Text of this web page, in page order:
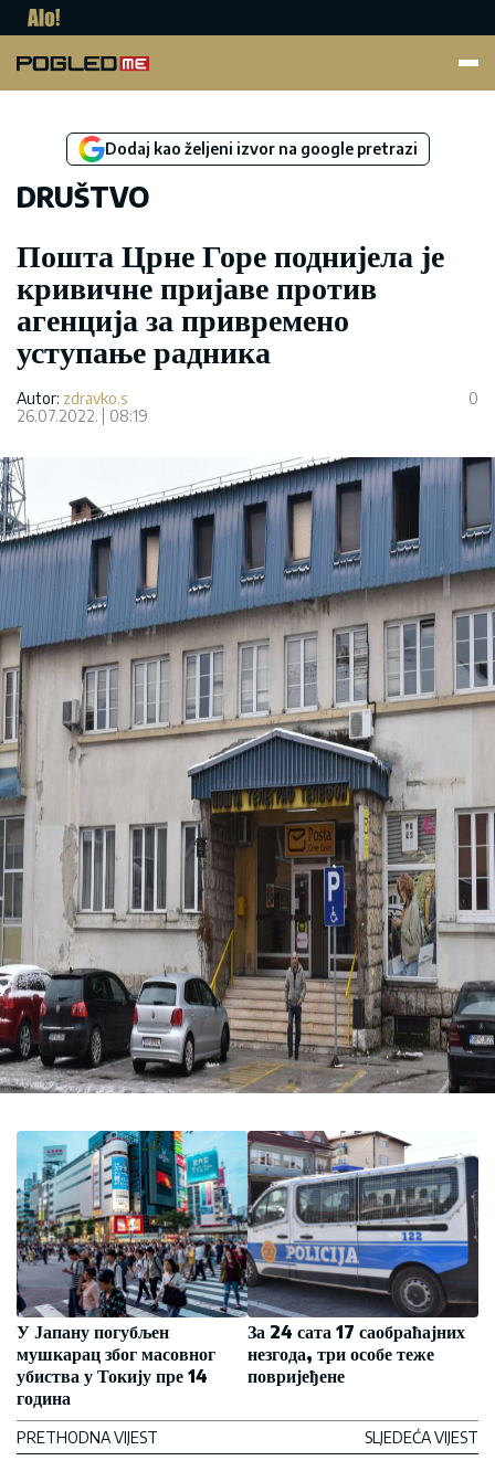
Dodaj kao željeni izvor na google pretrazi
DRUŠTVO
Пошта Црне Горе поднијела је
кривичне пријаве против
агенција за привремено
уступање радника
Autor: zdravko.s
26.07.2022.
08:19
0
У Јапану погубљен
мушкарац због масовног
убиства у Токију пре 14
година
PRETHODNA VIJEST
За 24 сата 17 саобраћајних
незгода, три особе теже
повријеђене
SLJEDEĆA VIJEST